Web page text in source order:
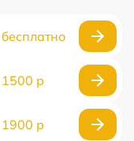
бесплатно
1500 р
1900 р